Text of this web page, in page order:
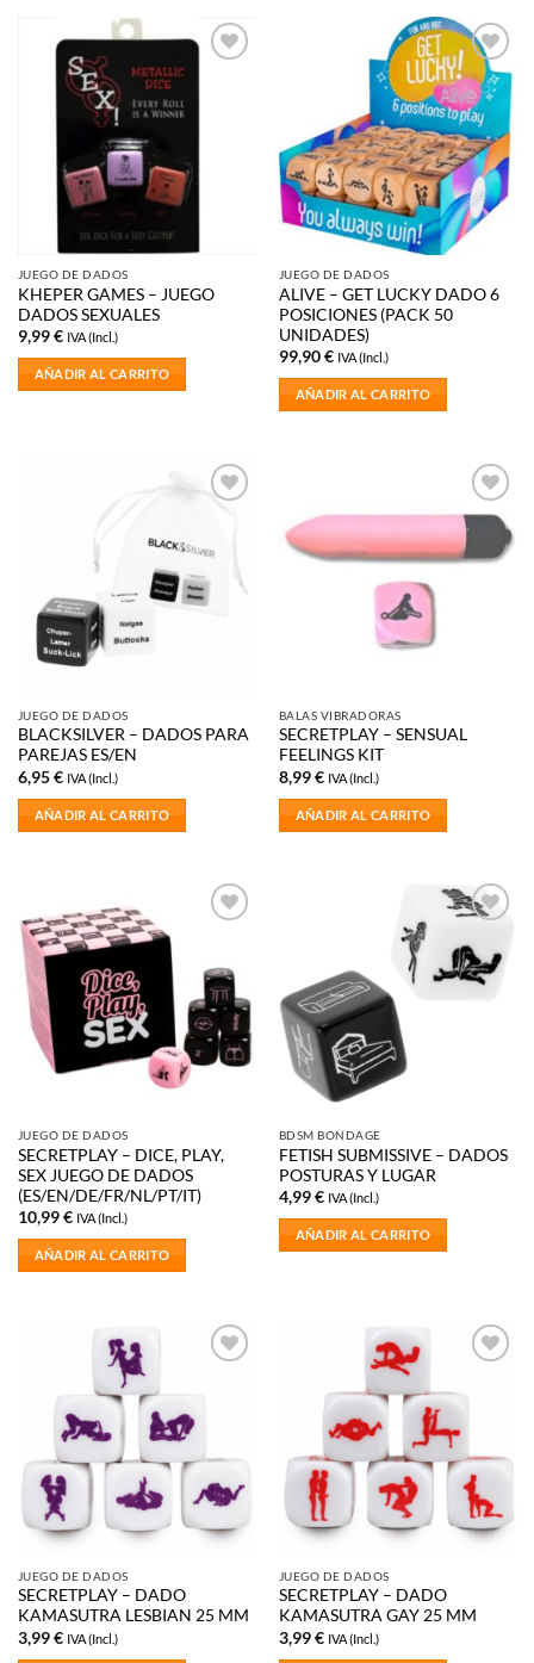
JUEGO DE DADOS
KHEPER GAMES – JUEGO
DADOS SEXUALES
9,99€ IVA (Incl.)
AÑADIR AL CARRITO
Añadir
a la
lista de
deseos
JUEGO DE DADOS
ALIVE – GET LUCKY DADO 6
POSICIONES (PACK 50
UNIDADES)
99,90€ IVA (Incl.)
AÑADIR AL CARRITO
lista de
JUEGO DE DADOS
BLACKSILVER – DADOS PARA
PAREJAS ES/EN
6,95€ IVA (Incl.)
AÑADIR AL CARRITO
Añadir
lista de
deseos
BALAS VIBRADORAS
SECRETPLAY – SENSUAL
FEELINGS KIT
8,99€ IVA (Incl.)
AÑADIR AL CARRITO
lista de
deseos
JUEGO DE DADOS
SECRETPLAY – DICE, PLAY,
SEX JUEGO DE DADOS
(ES/EN/DE/FR/NL/PT/IT)
10,99€ IVA (Incl.)
AÑADIR AL CARRITO
a la
lista de
deseos
BDSM BONDAGE
FETISH SUBMISSIVE – DADOS
POSTURAS Y LUGAR
4,99€ IVA (Incl.)
AÑADIR AL CARRITO
JUEGO DE DADOS
SECRETPLAY – DADO
KAMASUTRA LESBIAN 25 MM
3,99€ IVA (Incl.)
JUEGO DE DADOS
SECRETPLAY – DADO
KAMASUTRA GAY 25 MM
3,99€ IVA (Incl.)